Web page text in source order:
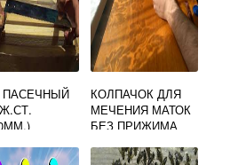
КОЛПАЧОК ДЛЯ
МЕЧЕНИЯ МАТОК
БЕЗ ПРИЖИМА